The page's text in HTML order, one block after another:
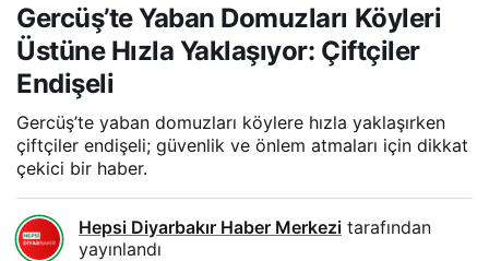
Gercüş’te Yaban Domuzları Köyleri
Üstüne Hızla Yaklaşıyor: Çiftçiler
Endişeli
Gercüş’te yaban domuzları köylere hızla yaklaşırken
çiftçiler endişeli; güvenlik ve önlem atmaları için dikkat
çekici bir haber.
Hepsi Diyarbakır Haber Merkezi tarafından
yayınlandı